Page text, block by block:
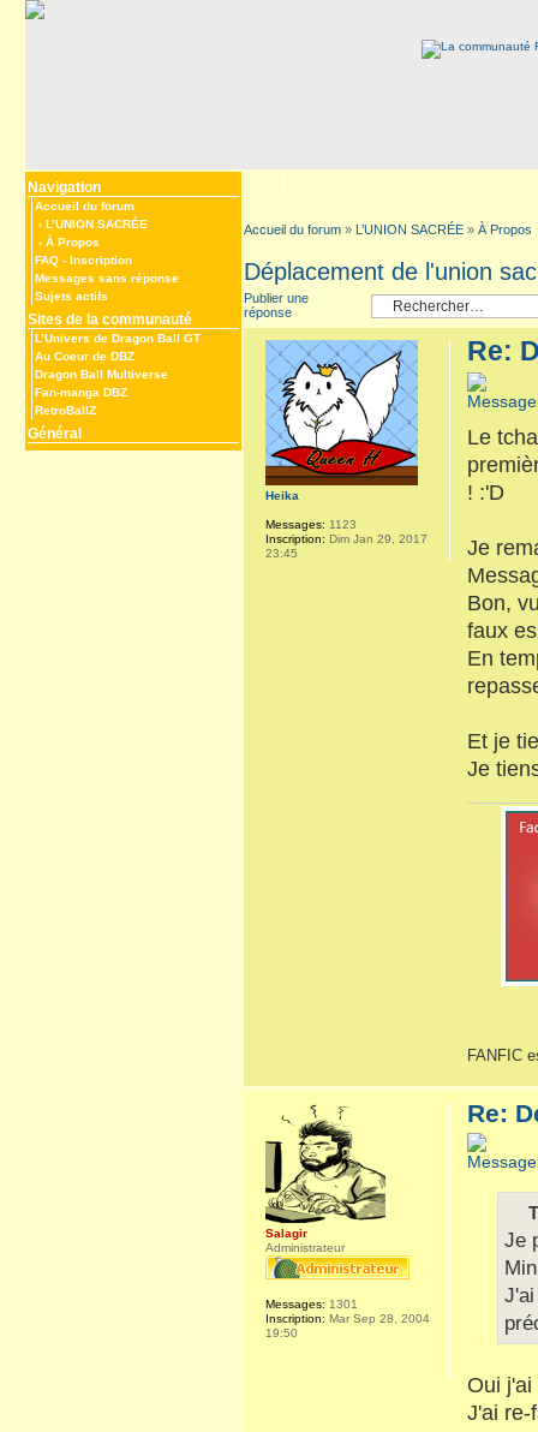
Navigation
Accueil du forum
‹ L’UNION SACRÉE
‹ À Propos
FAQ - Inscription
Messages sans réponse
Sujets actifs
Sites de la communauté
L’Univers de Dragon Ball GT
Au Coeur de DBZ
Dragon Ball Multiverse
Fan-manga DBZ
RetroBallZ
Général
Accueil du forum » L’UNION SACRÉE » À Propos
Déplacement de l'union
Publier une
réponse
Re:
Le
! :'D
Je
Bon,
faux
En
Et je
Je
FANFIC
Heika
Messages: 1123
Inscription: Dim Jan 29, 2017
23:45
Re:
Je
Oui
J'ai re-
Salagir
Administrateur
Messages: 1301
Inscription: Mar Sep 28, 2004
19:50